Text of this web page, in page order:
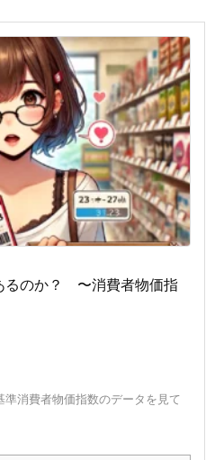
るのか？ 〜消費者物価指
消費者物価指数のデータを見て